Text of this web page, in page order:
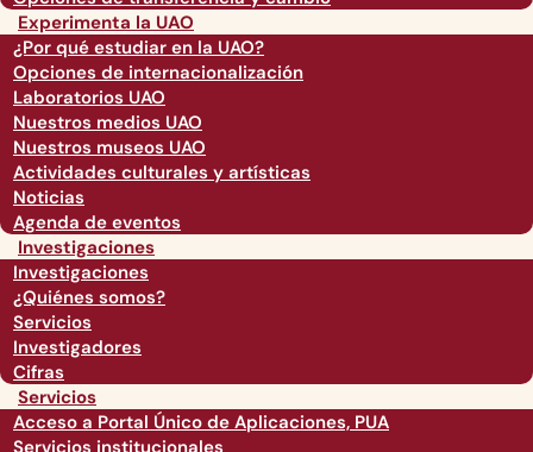
Experimenta la UAO
¿Por qué estudiar en la UAO?
Opciones de internacionalización
Laboratorios UAO
Nuestros medios UAO
Nuestros museos UAO
Actividades culturales y artísticas
Noticias
Agenda de eventos
Investigaciones
Investigaciones
¿Quiénes somos?
Servicios
Investigadores
Cifras
Servicios
Acceso a Portal Único de Aplicaciones, PUA
Servicios institucionales